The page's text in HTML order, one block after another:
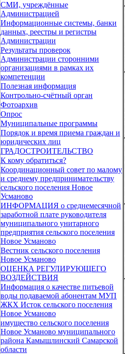
СМИ, учреждённые
Администрацией
Информационные системы, банки
данных, реестры и регистры
Администрации
Результаты проверок
Администрации сторонними
организациями в рамках их
компетенции
Полезная информация
Контрольно-счётный орган
Фотоархив
Опрос
Муниципальные программы
Порядок и время приема граждан и
юридических лиц
ГРАДОСТРОИТЕЛЬСТВО
К кому обратиться?
Координационный совет по малому
и среднему предпринимательству
сельского поселения Новое
Усманово
ИНФОРМАЦИЯ о среднемесячной
заработной плате руководителя
муниципального унитарного
предприятия сельского поселения
Новое Усманово
Вестник сельского поселения
Новое Усманово
ОЦЕНКА РЕГУЛИРУЮЩЕГО
ВОЗДЕЙСТВИЯ
Информация о качестве питьевой
воды подаваемой абонентам МУП
ЖКХ Исток сельского поселения
Новое Усманово
имущество сельского поселения
Новое Усманово муниципального
района Камышлинский Самарской
области